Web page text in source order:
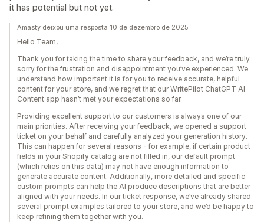
it has potential but not yet.
Amasty deixou uma resposta 10 de dezembro de 2025
Hello Team,
Thank you for taking the time to share your feedback, and we’re truly
sorry for the frustration and disappointment you’ve experienced. We
understand how important it is for you to receive accurate, helpful
content for your store, and we regret that our WritePilot ChatGPT AI
Content app hasn’t met your expectations so far.
Providing excellent support to our customers is always one of our
main priorities. After receiving your feedback, we opened a support
ticket on your behalf and carefully analyzed your generation history.
This can happen for several reasons - for example, if certain product
fields in your Shopify catalog are not filled in, our default prompt
(which relies on this data) may not have enough information to
generate accurate content. Additionally, more detailed and specific
custom prompts can help the AI produce descriptions that are better
aligned with your needs. In our ticket response, we’ve already shared
several prompt examples tailored to your store, and we’d be happy to
keep refining them together with you.